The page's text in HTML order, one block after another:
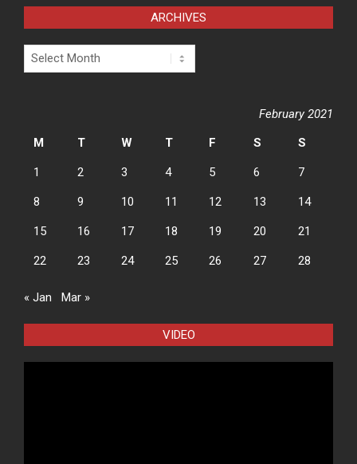
ARCHIVES
Archives
February 2021
M
T W T F S S
1 2 3 4 5 6 7
8 9 10 11 12 13 14
15 16 17 18 19 20 21
22 23 24 25 26 27 28
« Jan Mar »
VIDEO